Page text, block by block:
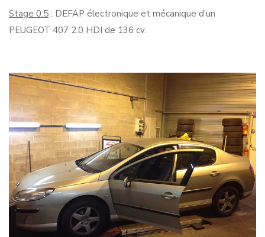
Stage 0.5 : DEFAP électronique et mécanique d’un
PEUGEOT 407 2.0 HDI de 136 cv.